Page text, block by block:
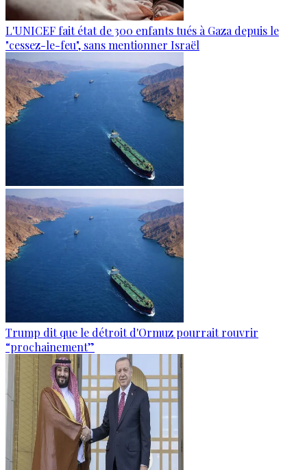
L'UNICEF fait état de 300 enfants tués à Gaza depuis le
"cessez-le-feu", sans mentionner Israël
Trump dit que le détroit d'Ormuz pourrait rouvrir
“prochainement”